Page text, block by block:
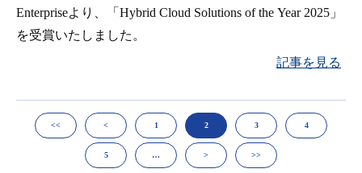
Enterpriseより、「Hybrid Cloud Solutions of the Year 2025」
を受賞いたしました。
記事を見る
<< < 1 2 3 4
5 … > >>